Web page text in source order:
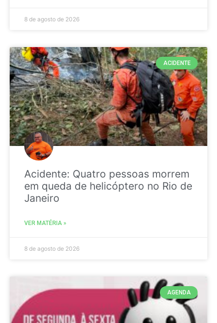
8 de agosto de 2026
ACIDENTE
Acidente: Quatro pessoas morrem
em queda de helicóptero no Rio de
Janeiro
VER MATÉRIA »
8 de agosto de 2026
AGENDA